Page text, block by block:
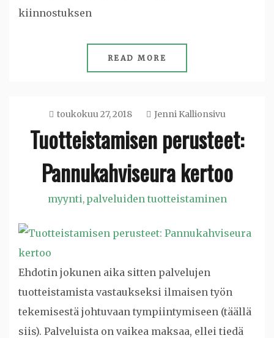
kiinnostuksen
READ MORE
toukokuu 27, 2018 Jenni Kallionsivu
Tuotteistamisen perusteet:
Pannukahviseura kertoo
myynti, palveluiden tuotteistaminen
Ehdotin jokunen aika sitten palvelujen
tuotteistamista vastaukseksi ilmaisen työn
tekemisestä johtuvaan tympiintymiseen (täällä
siis). Palveluista on vaikea maksaa, ellei tiedä